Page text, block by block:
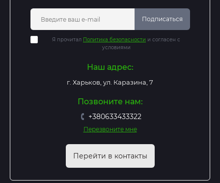
Подписаться
Я прочитал Политика безопасности и согласен с
условиями
Наш адрес:
г. Харьков, ул. Каразина, 7
Позвоните нам:
+380633433322
Перезвоните мне
Перейти в контакты